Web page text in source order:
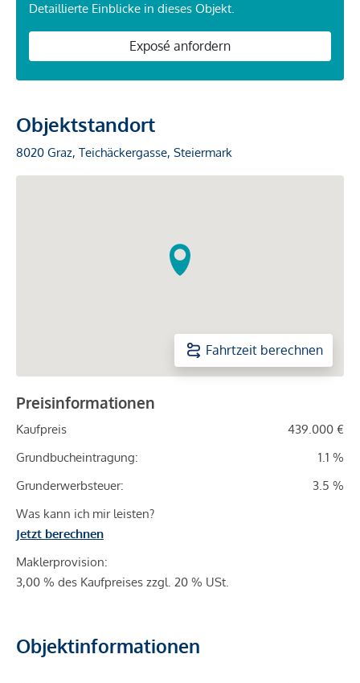
Detaillierte Einblicke in dieses Objekt.
Exposé anfordern
Objektstandort
8020 Graz, Teichäckergasse, Steiermark
Fahrtzeit berechnen
Preisinformationen
Kaufpreis
439.000 €
Grundbucheintragung:
1.1 %
Grunderwerbsteuer:
3.5 %
Was kann ich mir leisten?
Jetzt berechnen
Maklerprovision:
3,00 % des Kaufpreises zzgl. 20 % USt.
Objektinformationen